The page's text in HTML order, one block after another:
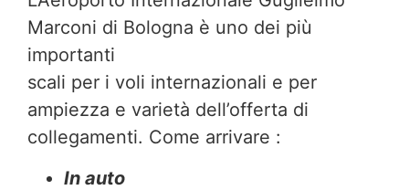
Marconi di Bologna è uno dei più
importanti
scali per i voli internazionali e per
ampiezza e varietà dell’offerta di
collegamenti. Come arrivare :
In auto